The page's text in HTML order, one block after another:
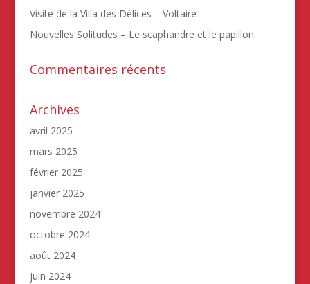
Visite de la Villa des Délices – Voltaire
Nouvelles Solitudes – Le scaphandre et le papillon
Commentaires récents
Archives
avril 2025
mars 2025
février 2025
janvier 2025
novembre 2024
octobre 2024
août 2024
juin 2024